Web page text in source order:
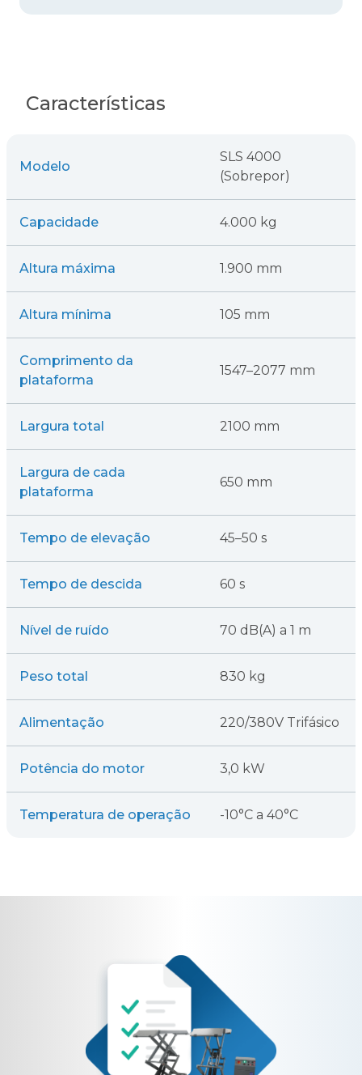
Características
Modelo
SLS 4000
(Sobrepor)
Capacidade 4.000 kg
Altura máxima 1.900 mm
Altura mínima 105 mm
Comprimento da
plataforma
1547–2077 mm
Largura total 2100 mm
Largura de cada
plataforma
650 mm
Tempo de elevação 45–50 s
Tempo de descida 60 s
Nível de ruído 70 dB(A) a 1 m
Peso total 830 kg
Alimentação 220/380V Trifásico
Potência do motor 3,0 kW
Temperatura de operação -10°C a 40°C